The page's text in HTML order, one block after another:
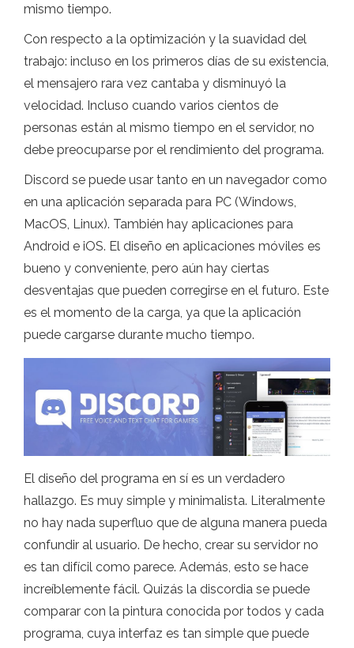
mismo tiempo.
Con respecto a la optimización y la suavidad del
trabajo: incluso en los primeros días de su existencia,
el mensajero rara vez cantaba y disminuyó la
velocidad. Incluso cuando varios cientos de
personas están al mismo tiempo en el servidor, no
debe preocuparse por el rendimiento del programa.
Discord se puede usar tanto en un navegador como
en una aplicación separada para PC (Windows,
MacOS, Linux). También hay aplicaciones para
Android e iOS. El diseño en aplicaciones móviles es
bueno y conveniente, pero aún hay ciertas
desventajas que pueden corregirse en el futuro. Este
es el momento de la carga, ya que la aplicación
puede cargarse durante mucho tiempo.
El diseño del programa en sí es un verdadero
hallazgo. Es muy simple y minimalista. Literalmente
no hay nada superfluo que de alguna manera pueda
confundir al usuario. De hecho, crear su servidor no
es tan difícil como parece. Además, esto se hace
increíblemente fácil. Quizás la discordia se puede
comparar con la pintura conocida por todos y cada
programa, cuya interfaz es tan simple que puede